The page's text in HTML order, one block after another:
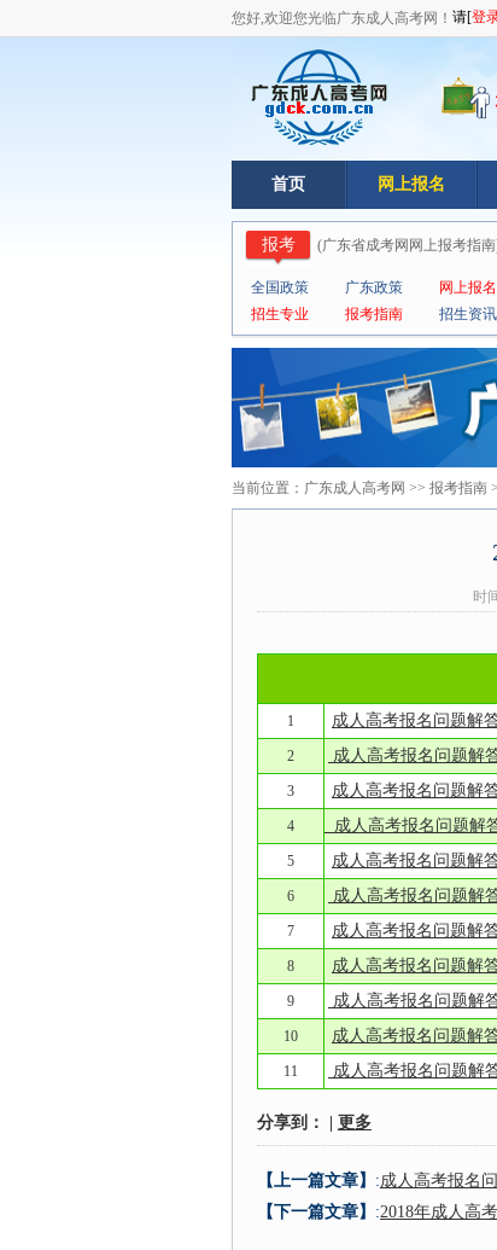
您好,欢迎您光临广东成人高考网！
首页 网上报名
报考 (广东省成考网网上报考指南
全国政策 广东政策 网上报名
招生专业
报考指南 招生资讯
当前位置： 广东成人高考网 >> 报考指南
时
1 成人高考报名问题解
2 成人高考报名问题解
3 成人高考报名问题解
4 成人高考报名问题解
5 成人高考报名问题解
6 成人高考报名问题解
7 成人高考报名问题解
8 成人高考报名问题解
9 成人高考报名问题解
10 成人高考报名问题解
11 成人高考报名问题解
分享到： 更多
【上一篇文章】 :成人高考报名
【下一篇文章】 :2018年成人高